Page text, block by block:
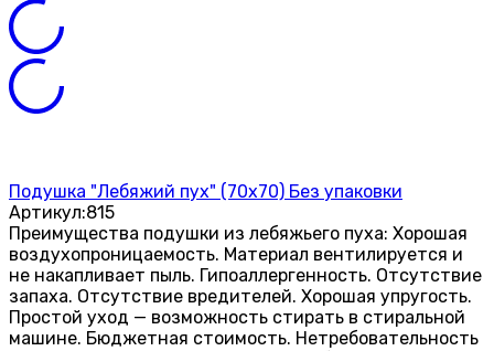
Подушка "Лебяжий пух" (70х70) Без упаковки
Артикул:815
Преимущества подушки из лебяжьего пуха: Хорошая
воздухопроницаемость. Материал вентилируется и
не накапливает пыль. Гипоаллергенность. Отсутствие
запаха. Отсутствие вредителей. Хорошая упругость.
Простой уход — возможность стирать в стиральной
машине. Бюджетная стоимость. Нетребовательность